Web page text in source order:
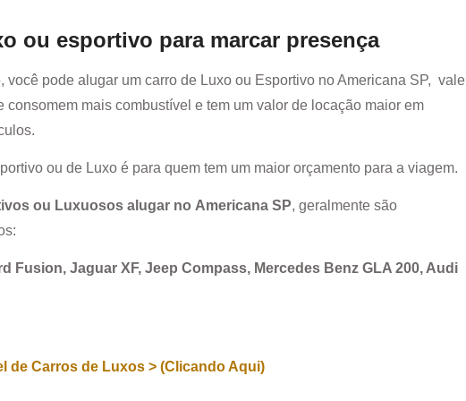
ou esportivo para marcar presença
você pode alugar um carro de Luxo ou Esportivo noAmericana SP, vale
consomem mais combustível e tem um valor de locação maior em
ou de Luxo é para quem tem um maior orçamento para a viagem.
ou Luxuosos alugar no Americana SP, geralmente são
Fusion, Jaguar XF, Jeep Compass, Mercedes Benz GLA 200, Audi
de Carros de Luxos > (Clicando Aqui)